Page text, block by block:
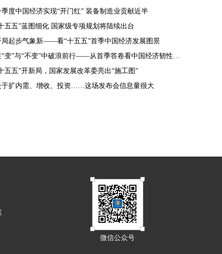
季度中国经济实现“开门红” 装备制造业贡献近半
五五”蓝图细化 国家级专项规划将陆续出台
局起步气象新——看“十五五”首季中国经济发展图景
在“变”与“不变”中破浪前行——从首季答卷看中国经济韧性密码
五五”开新局，国家发展改革委亮出“施工图”
于扩内需、增收、投资……这场发布会信息量很大
微信公众号